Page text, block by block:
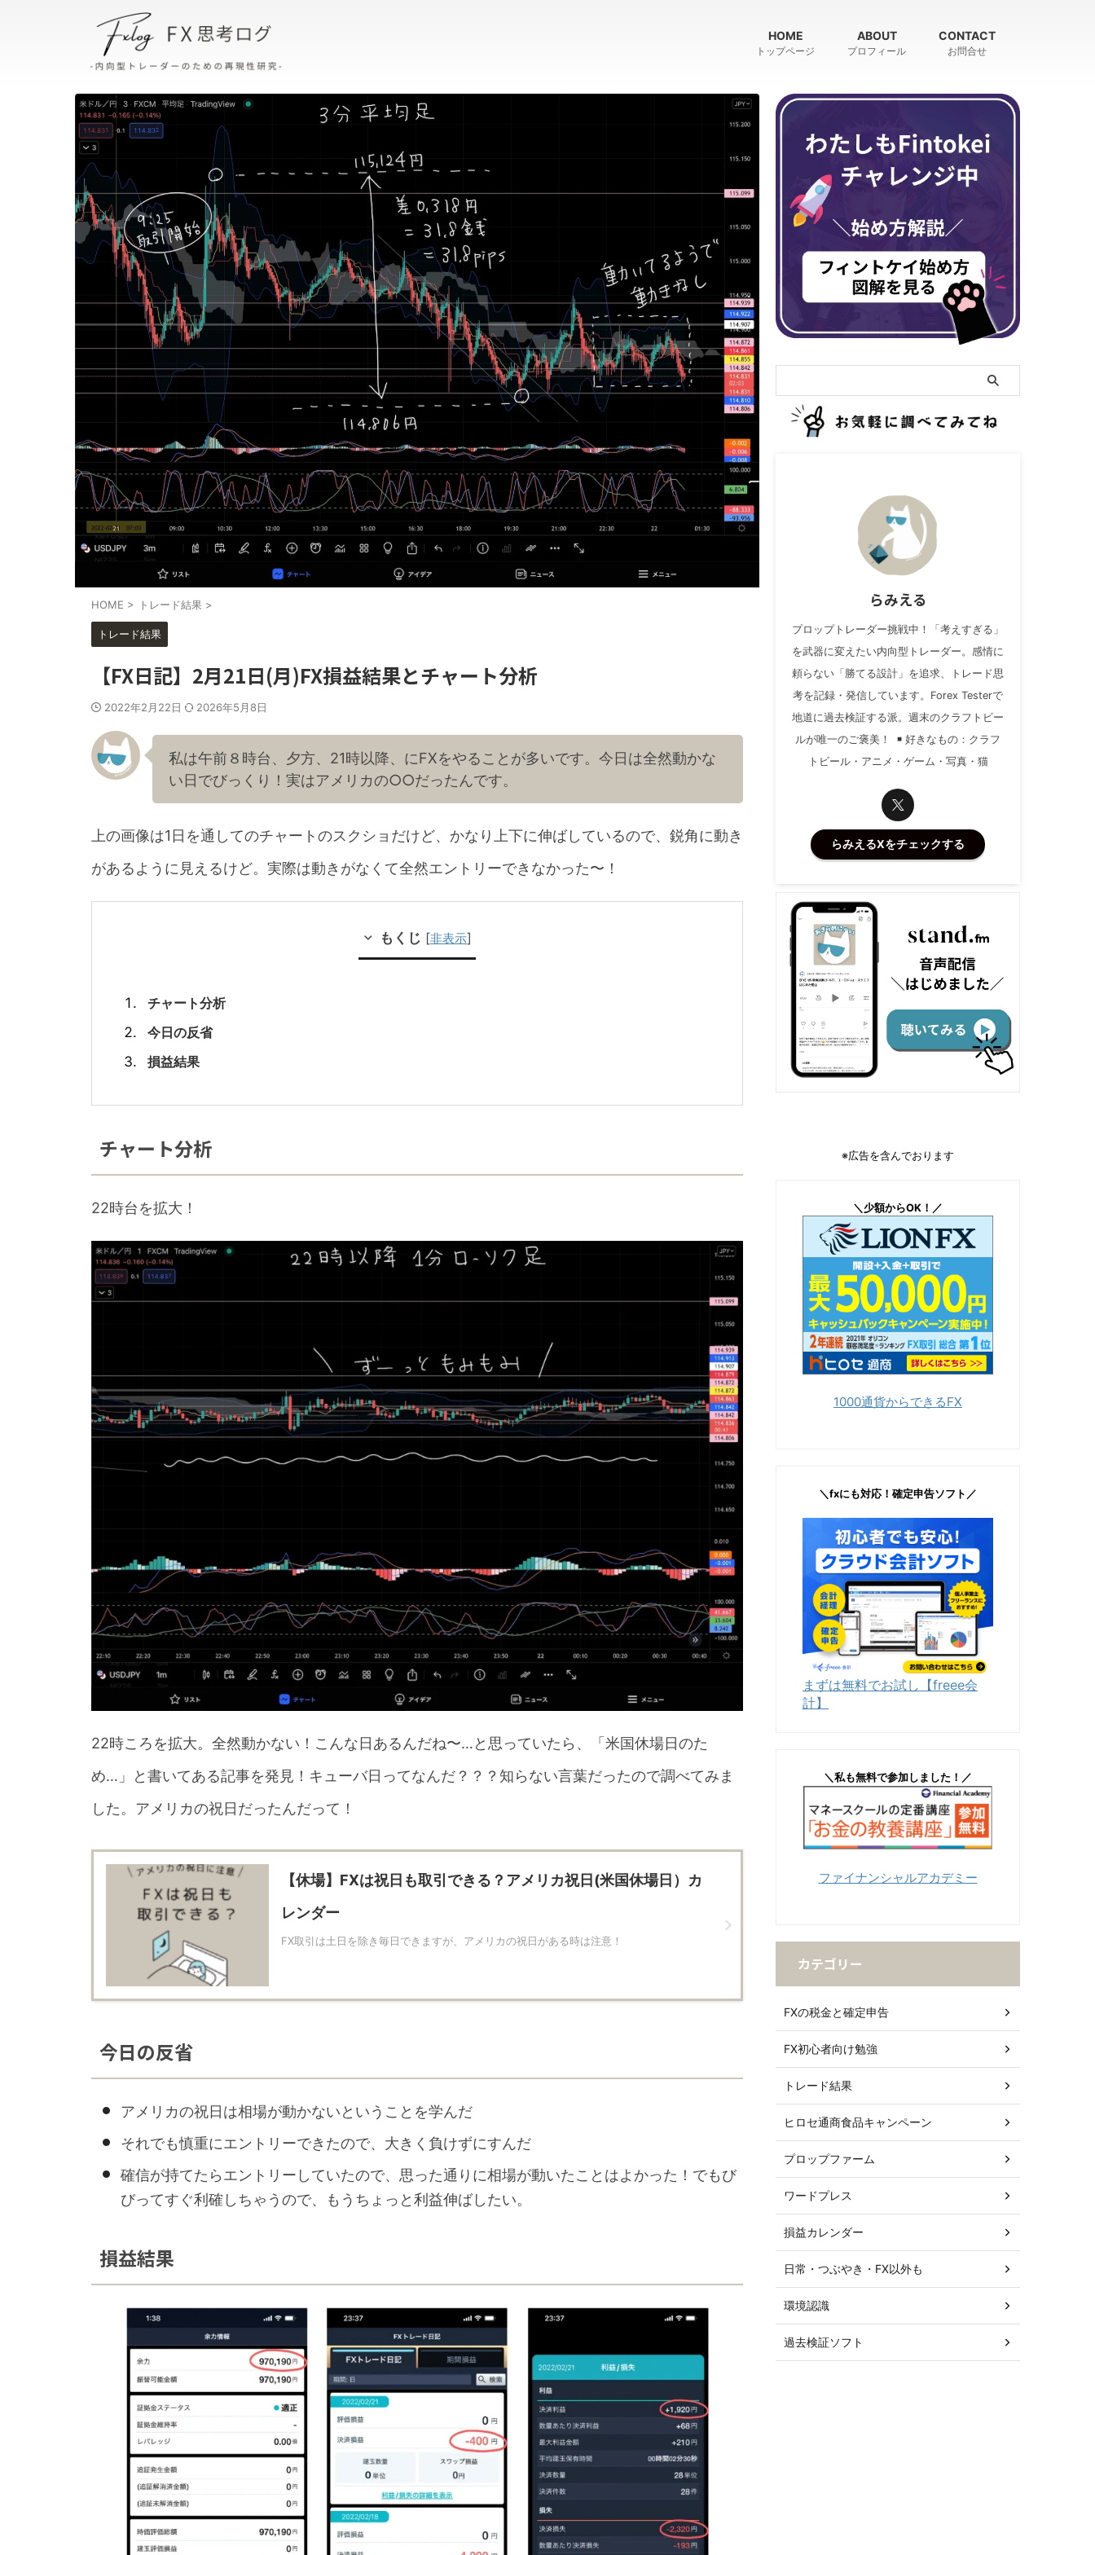
HOME
トップページ
ABOUT
プロフィール
CONTACT
お問合せ
HOME > トレード結果 >
トレード結果
【FX日記】2月21日(月)FX損益結果とチャート分析
2022年2月22日 2026年5月8日
私は午前８時台、夕方、21時以降、にFXをやることが多いです。今日は全然動かな
い日でびっくり！実はアメリカの○○だったんです。
上の画像は1日を通してのチャートのスクショだけど、かなり上下に伸ばしているので、鋭角に動き
があるように見えるけど。実際は動きがなくて全然エントリーできなかった〜！
もくじ [非表示]
チャート分析
今日の反省
損益結果
チャート分析
22時台を拡大！
22時ころを拡大。全然動かない！こんな日あるんだね〜…と思っていたら、「米国休場日のた
め…」と書いてある記事を発見！キューバ日ってなんだ？？？知らない言葉だったので調べてみま
した。アメリカの祝日だったんだって！
【休場】FXは祝日も取引できる？アメリカ祝日(米国休場日）カ
レンダー
FX取引は土日を除き毎日できますが、アメリカの祝日がある時は注意！
今日の反省
アメリカの祝日は相場が動かないということを学んだ
それでも慎重にエントリーできたので、大きく負けずにすんだ
確信が持てたらエントリーしていたので、思った通りに相場が動いたことはよかった！でもび
びってすぐ利確しちゃうので、もうちょっと利益伸ばしたい。
損益結果
らみえる
プロップトレーダー挑戦中！「考えすぎる」
を武器に変えたい内向型トレーダー。感情に
頼らない「勝てる設計」を追求、トレード思
考を記録・発信しています。Forex Testerで
地道に過去検証する派。週末のクラフトビー
ルが唯一のご褒美！
好きなもの：クラフ
トビール・アニメ・ゲーム・写真・猫
らみえるXをチェックする
※広告を含んでおります
＼少額からOK！／
1000通貨からできるFX
＼fxにも対応！確定申告ソフト／
まずは無料でお試し【freee会
計】
＼私も無料で参加しました！／
ファイナンシャルアカデミー
カテゴリー
FXの税金と確定申告
FX初心者向け勉強
トレード結果
ヒロセ通商食品キャンペーン
プロップファーム
ワードプレス
損益カレンダー
日常・つぶやき・FX以外も
環境認識
過去検証ソフト